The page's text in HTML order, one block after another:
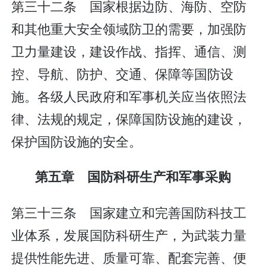
第三十二条 国家根据边防、海防、空防
和其他重大安全领域防卫的需要，加强防
卫力量建设，建设作战、指挥、通信、测
控、导航、防护、交通、保障等国防设
施。各级人民政府和军事机关应当依照法
律、法规的规定，保障国防设施的建设，
保护国防设施的安全。
第五章 国防科研生产和军事采购
第三十三条 国家建立和完善国防科技工
业体系，发展国防科研生产，为武装力量
提供性能先进、质量可靠、配套完善、便